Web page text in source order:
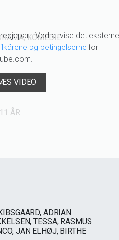
Ved at vise det eksterne
og betingelserne for
VIDEO
KOMEDIE
ÅR
ADRIAN
TESSA, RASMUS
JAN ELHØJ, BIRTHE